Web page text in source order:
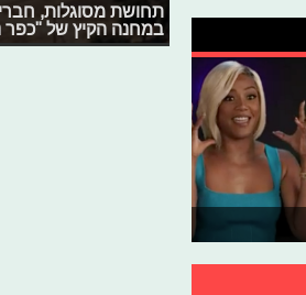
תחושת מסוגלות,
במחנה הקיץ של "כפר